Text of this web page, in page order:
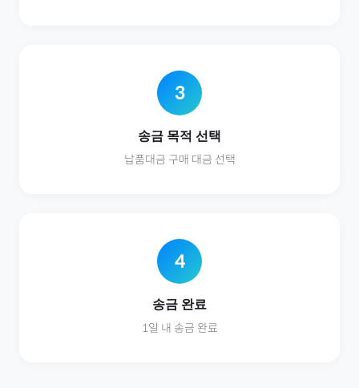
3
송금 목적 선택
납품대금 구매 대금 선택
4
송금 완료
1일 내 송금 완료